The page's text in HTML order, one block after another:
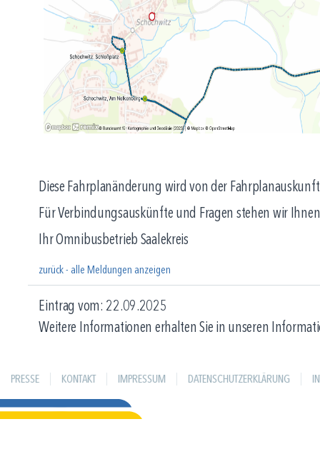
Diese Fahrplanänderung wird von der
Für Verbindungsauskünfte und Fragen stehen wir
Ihr Omnibusbetrieb Saalekreis
zurück - alle Meldungen anzeigen
Eintrag vom: 22.09.2025
Weitere Informationen erhalten Sie in unseren
PRESSE KONTAKT IMPRESSUM DATENSCHUTZERKLÄRUNG